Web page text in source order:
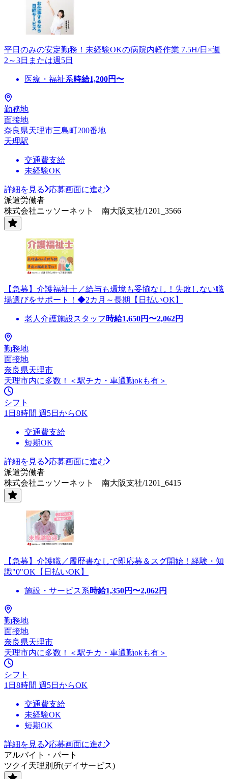
平日のみの安定勤務！未経験OKの病院内軽作業 7.5H/日×週
2～3日または週5日
医療・福祉系時給1,200円〜
勤務地
面接地
奈良県天理市三島町200番地
天理駅
交通費支給
未経験OK
詳細を見る
応募画面に進む
派遣労働者
株式会社ニッソーネット 南大阪支社/1201_3566
【急募】介護福祉士／給与も環境も妥協なし！失敗しない職
場選びをサポート！◆2カ月～長期【日払いOK】
老人介護施設スタッフ 時給1,650円〜2,062円
勤務地
面接地
奈良県天理市
天理市内に多数！＜駅チカ・車通勤okも有＞
シフト
1日8時間 週5日からOK
交通費支給
短期OK
詳細を見る
応募画面に進む
派遣労働者
株式会社ニッソーネット 南大阪支社/1201_6415
【急募】介護職／履歴書なしで即応募＆スグ開始！経験・知
識"0"OK【日払いOK】
施設・サービス系時給1,350円〜2,062円
勤務地
面接地
奈良県天理市
天理市内に多数！＜駅チカ・車通勤okも有＞
シフト
1日8時間 週5日からOK
交通費支給
未経験OK
短期OK
詳細を見る
応募画面に進む
アルバイト・パート
ツクイ天理別所(デイサービス)